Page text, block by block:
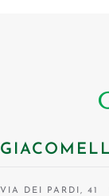
VIA DEI PARDI, 41